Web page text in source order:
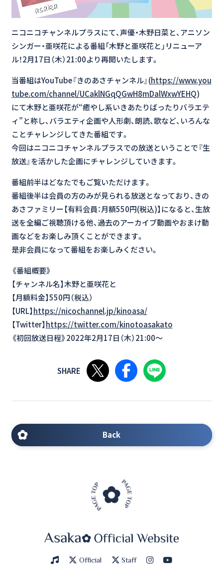
ニコニコチャンネルプラスにて、声優・木野日菜と、アニソン
シンガー・亜咲花による番組「木野と亜咲花と」リニューア
ル！2月17日（木）21:00より再開いたします。
当番組はYouTube『きのあさチャンネル』(https://www.you
tube.com/channel/UCaklNGqQGwH8mDalWxwYEHQ)
にて木野と亜咲花が“癒やし系いきあたりばったりバラエテ
ィ”と称し、バラエティ企画や人形劇、朗読、歌など、いろんな
ことチャレンジしてきた番組です。
今回はニコニコチャンネルプラスでの放送ということで『生
放送』を活かした企画にチャレンジしていきます。
番組前半はどなたでもご覧いただけます。
番組後半は会員の方のみが見られる放送となっており、きの
あさファミリー【有料会員：月額550円(税込)】になると、生放
送を全編ご視聴頂ける他、過去のアーカイブ動画やおまけ動
画などをお楽しみ頂くことができます。
是非会員になって番組をお楽しみください。
《番組概要》
【チャンネル名】木野と亜咲花と
【月額料金】550円（税込）
【URL】https://nicochannel.jp/kinoasa/
【Twitter】https://twitter.com/kinotoasakato
《初回放送日程》2022年2月17日（木）21:00～
Xで共有するFacebookで共有する
Back
Official Staff